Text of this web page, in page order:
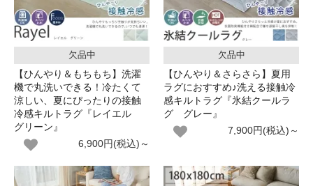
欠品中
【ひんやり＆もちもち】洗濯
機で丸洗いできる！冷たくて
涼しい、夏にぴったりの接触
冷感キルトラグ『レイエル
グリーン』
6,900円(税込)～
欠品中
【ひんやり＆さらさら】夏用
ラグにおすすめ♪洗える接触冷
感キルトラグ『氷結クールラ
グ グレー』
7,900円(税込)～